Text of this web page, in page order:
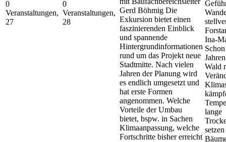
0
Veranstaltungen,
27
0
Veranstaltungen,
28
Gerd Böhmig Die
Exkursion bietet einen
faszinierenden Einblick
und spannende
Hintergrundinformationen
rund um das Projekt neue
Stadtmitte. Nach vielen
Jahren der Planung wird
es endlich umgesetzt und
hat erste Formen
angenommen. Welche
Vorteile der Umbau
bietet, bspw. in Sachen
Klimaanpassung, welche
Fortschritte bisher erreicht
Ina-
Wald
lange